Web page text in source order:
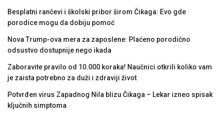
Besplatni rančevi i školski pribor širom Čikaga: Evo gde
porodice mogu da dobiju pomoć
Nova Trump-ova mera za zaposlene: Plaćeno porodično
odsustvo dostupnije nego ikada
Zaboravite pravilo od 10.000 koraka! Naučnici otkrili koliko vam
je zaista potrebno za duži i zdraviji život
Potvrđen virus Zapadnog Nila blizu Čikaga – Lekar izneo spisak
ključnih simptoma